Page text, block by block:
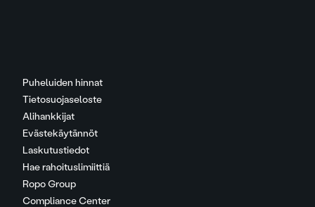
Puheluiden hinnat
Tietosuojaseloste
Alihankkijat
Evästekäytännöt
Laskutustiedot
Hae rahoituslimiittiä
Ropo Group
Compliance Center